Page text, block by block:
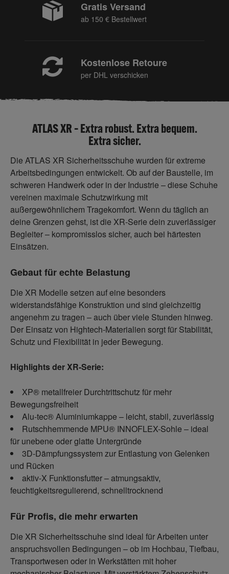
Gratis Versand
ab 150 € Bestellwert
Kostenlose Retoure
per DHL verschicken
ATLAS XR – Extra robust. Extra bequem.
Extra sicher.
Die ATLAS XR Sicherheitsschuhe wurden für extreme
Arbeitsbedingungen entwickelt. Ob auf der Baustelle, im
schweren Handwerk oder in der Industrie – diese Schuhe
vereinen maximale Schutzwirkung mit
außergewöhnlichem Tragekomfort. Wenn du täglich an
deine Grenzen gehst, ist die XR-Serie dein zuverlässiger
Begleiter – kompromisslos sicher, auch bei härtesten
Einsätzen.
Gebaut für echte Belastung
Die XR Modelle setzen auf eine besonders
widerstandsfähige Konstruktion und sind gleichzeitig
angenehm zu tragen – auch über viele Stunden hinweg.
Der Einsatz von Hightech-Materialien sorgt für Stabilität,
Schutz und Flexibilität in jeder Bewegung.
Highlights der XR-Serie:
XP® metallfreier Durchtrittschutz für mehr
Bewegungsfreiheit
Alu-tec® Aluminiumkappe – leicht, stabil, zuverlässig
Rutschhemmende MPU® INNOFLEX-Sohle – ideal
für unebene oder glatte Untergründe
3D-Dämpfungssystem zur Entlastung von Gelenken
und Rücken
aktiv-X Funktionsfutter – atmungsaktiv,
feuchtigkeitsregulierend, schnelltrocknend
Für Profis, die mehr erwarten
Die XR Sicherheitsschuhe sind ideal für Arbeiten unter
anspruchsvollen Bedingungen – ob im Hochbau, Tiefbau,
Transportwesen oder in Werkstätten mit hoher